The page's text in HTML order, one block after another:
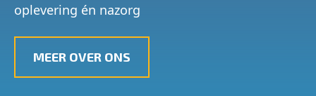
oplevering én nazorg
MEER OVER ONS